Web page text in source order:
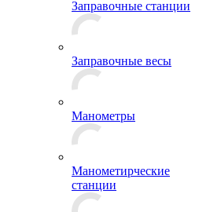
Заправочные станции
Заправочные весы
Манометры
Манометирческие
станции